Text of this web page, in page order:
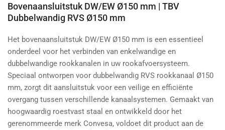
Bovenaansluitstuk DW/EW Ø150 mm | TBV
Dubbelwandig RVS Ø150 mm
Het bovenaansluitstuk DW/EW Ø150 mm is een essentieel
onderdeel voor het verbinden van enkelwandige en
dubbelwandige rookkanalen in uw rookafvoersysteem.
Speciaal ontworpen voor dubbelwandig RVS rookkanaal Ø150
mm, zorgt dit aansluitstuk voor een veilige en efficiënte
overgang tussen verschillende kanaalsystemen. Gemaakt van
hoogwaardig roestvast staal en ontwikkeld door het
gerenommeerde merk Convesa, voldoet dit product aan de